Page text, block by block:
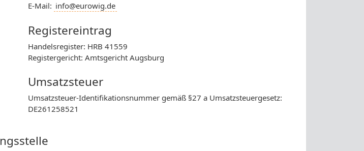
E-Mail: info@eurowig.de
Registereintrag
Handelsregister: HRB 41559
Registergericht: Amtsgericht Augsburg
Umsatzsteuer
Umsatzsteuer-Identifikationsnummer gemäß §27 a Umsatzsteuergesetz:
DE261258521